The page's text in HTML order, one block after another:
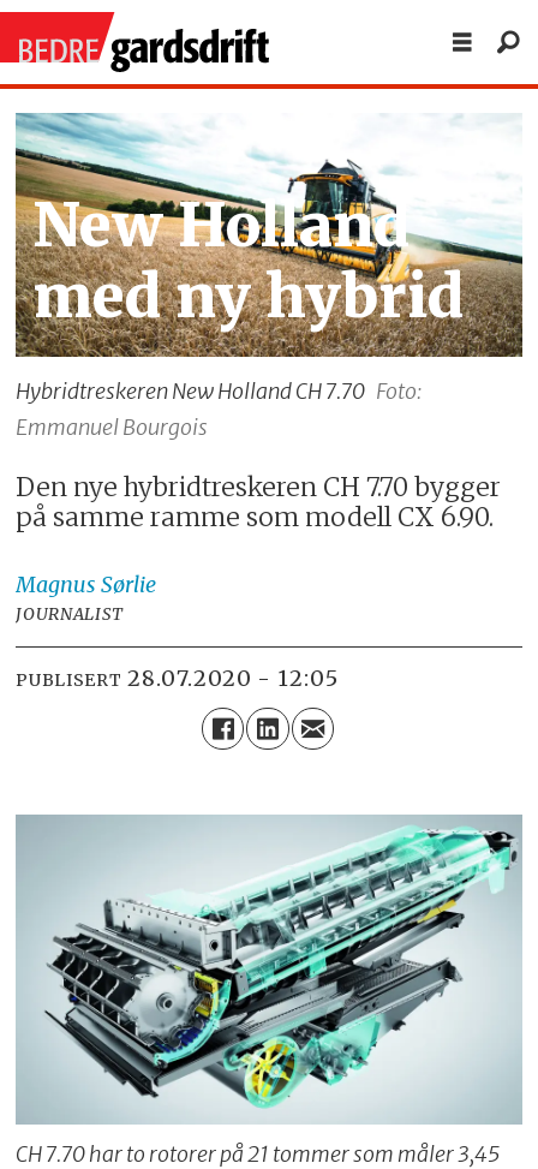
New Holland
med ny hybrid
Hybridtreskeren New Holland CH 7.70 Foto:
Emmanuel Bourgois
Den nye hybridtreskeren CH 7.70 bygger
på samme ramme som modell CX 6.90.
Magnus Sørlie
JOURNALIST
PUBLISERT 28.07.2020 - 12:05
CH 7.70 har to rotorer på 21 tommer som måler 3,45